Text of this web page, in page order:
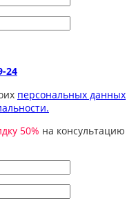
24
персональных данных
50% на консультацию